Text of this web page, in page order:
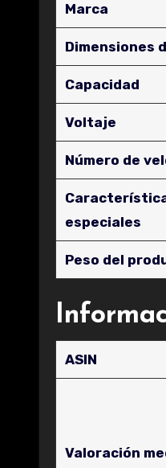
Marca
Dimensiones
Capacidad
Voltaje
Número de
especiales
Peso del
ASIN
Valoración